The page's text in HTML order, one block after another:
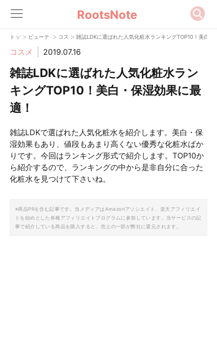
RootsNote
トップ
> ビューティー
> コスメ
> 雑誌LDKに選ばれた人気化粧水ランキングTOP10！美白・
コスメ 2019.07.16
雑誌LDKに選ばれた人気化粧水ラン
キングTOP10！美白・保湿効果に最
適！
雑誌LDKで選ばれた人気化粧水を紹介します。美白・保
湿効果もあり、値段もあまり高くない優秀な化粧水ばか
りです。今回はランキング形式で紹介します。TOP10か
ら紹介するので、ランキングの中から是非自分に合った
化粧水を見つけて下さいね。
※商品PRを含む記事です。当メディアはAmazonアソシエイト、楽天アフィリエイ
トを始めとした各種アフィリエイトプログラムに参加しています。当サービスの記
事で紹介している商品を購入すると、売上の一部が弊社に還元されます。